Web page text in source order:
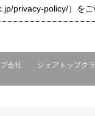
privacy-policy/）をご
会社
シェアトップク